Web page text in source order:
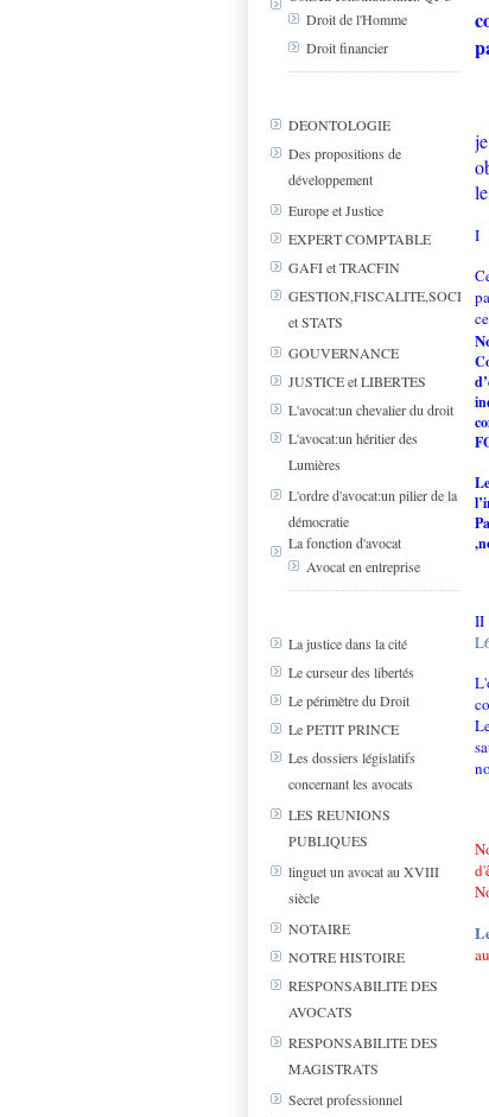
Droit de l'Homme
Droit financier
DEONTOLOGIE
Des propositions de
développement
Europe et Justice
EXPERT COMPTABLE
GAFI et TRACFIN
GESTION,FISCALITE,SOCIAL
et STATS
GOUVERNANCE
JUSTICE et LIBERTES
L'avocat:un chevalier du droit
L'avocat:un héritier des
Lumières
L'ordre d'avocat:un pilier de la
démocratie
La fonction d'avocat
Avocat en entreprise
La justice dans la cité
Le curseur des libertés
Le périmètre du Droit
Le PETIT PRINCE
Les dossiers législatifs
concernant les avocats
LES REUNIONS
PUBLIQUES
linguet un avocat au XVIII
siècle
NOTAIRE
NOTRE HISTOIRE
RESPONSABILITE DES
AVOCATS
RESPONSABILITE DES
MAGISTRATS
Secret professionnel
I
II